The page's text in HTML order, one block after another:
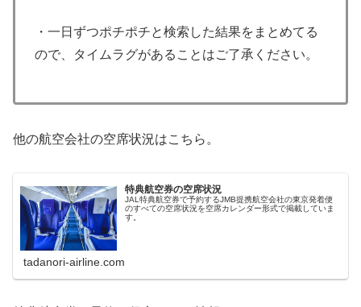
・一日ずつポチポチと検索した結果をまとめてる
ので、タイムラグがあることはご了承ください。
他の航空会社の空席状況はこちら。
特典航空券の空席状況
JAL特典航空券で予約するJMB提携航空会社の東京発着便
のすべての空席状況を空席カレンダー形式で掲載していま
す。
tadanori-airline.com